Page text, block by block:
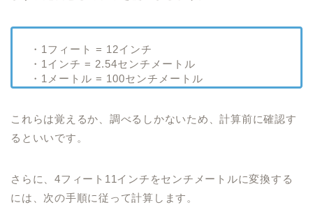
・1フィート = 12インチ
・1インチ = 2.54センチメートル
・1メートル = 100センチメートル
これらは覚えるか、調べるしかないため、計算前に確認す
るといいです。
さらに、4フィート11インチをセンチメートルに変換する
には、次の手順に従って計算します。